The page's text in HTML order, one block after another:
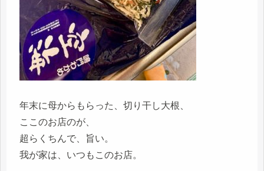
年末に母からもらった、切り干し大根、
ここのお店のが、
超らくちんで、旨い。
我が家は、いつもこのお店。